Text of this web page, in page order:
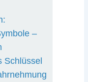
–
Schlüssel